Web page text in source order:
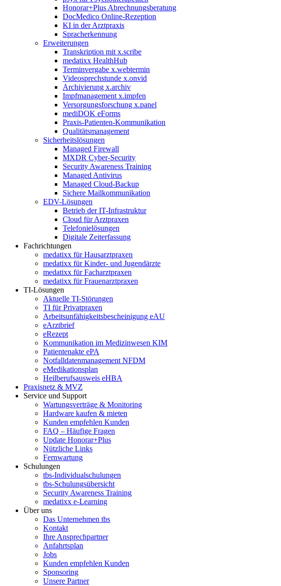
Honorar+Plus Abrechnungsberatung
DocMedico Online-Rezeption
KI in der Arztpraxis
Spracherkennung
Erweiterungen
Transkription mit x.scribe
medatixx HealthHub
Terminvergabe x.webtermin
Videosprechstunde x.onvid
Archivierung x.archiv
Impfmanagement x.impfen
Versorgungsforschung x.panel
mediDOK eForms
Praxis-Patienten-Kommunikation
Qualitätsmanagement
Sicherheitslösungen
Managed Firewall
MXDR Cyber-Security
Security Awareness Training
Managed Antivirus
Managed Cloud-Backup
Sichere Mailkommunikation
EDV-Lösungen
Betrieb der IT-Infrastruktur
Cloud für Arztpraxen
Telefonielösungen
Digitale Zeiterfassung
Fachrichtungen
medatixx für Hausarztpraxen
medatixx für Kinder- und Jugendärzte
medatixx für Facharztpraxen
medatixx für Frauenarztpraxen
TI-Lösungen
Aktuelle TI-Störungen
TI für Privatpraxen
Arbeitsunfähigkeitsbescheinigung eAU
eArztbrief
eRezept
Kommunikation im Medizinwesen KIM
Patientenakte ePA
Notfalldatenmanagement NFDM
eMedikationsplan
Heilberufsausweis eHBA
Praxisnetz & MVZ
Service und Support
Wartungsverträge & Monitoring
Hardware kaufen & mieten
Kunden empfehlen Kunden
FAQ – Häufige Fragen
Update Honorar+Plus
Nützliche Links
Fernwartung
Schulungen
tbs-Individualschulungen
tbs-Schulungsübersicht
Security Awareness Training
medatixx e-Learning
Über uns
Das Unternehmen tbs
Kontakt
Ihre Ansprechpartner
Anfahrtsplan
Jobs
Kunden empfehlen Kunden
Sponsoring
Unsere Partner